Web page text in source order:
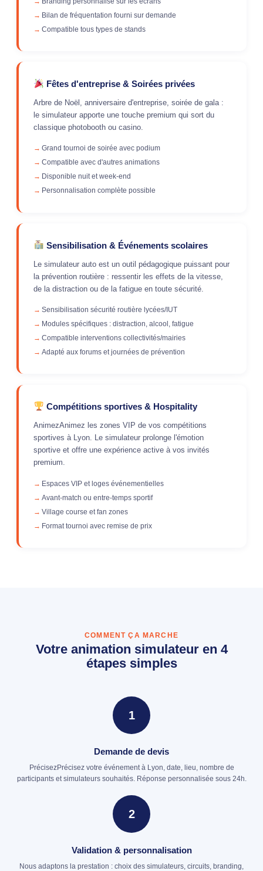
Bilan de fréquentation fourni sur demande
Compatible tous types de stands
Fêtes d'entreprise & Soirées privées
Arbre de Noël, anniversaire d'entreprise, soirée de gala :
le simulateur apporte une touche premium qui sort du
classique photobooth ou casino.
Grand tournoi de soirée avec podium
Compatible avec d'autres animations
Disponible nuit et week-end
Personnalisation complète possible
Sensibilisation & Événements scolaires
Le simulateur auto est un outil pédagogique puissant pour
la prévention routière : ressentir les effets de la vitesse,
de la distraction ou de la fatigue en toute sécurité.
Sensibilisation sécurité routière lycées/IUT
Modules spécifiques : distraction, alcool, fatigue
Compatible interventions collectivités/mairies
Adapté aux forums et journées de prévention
Compétitions sportives & Hospitality
AnimezAnimez les zones VIP de vos compétitions
sportives à Lyon. Le simulateur prolonge l'émotion
sportive et offre une expérience active à vos invités
premium.
Espaces VIP et loges événementielles
Avant-match ou entre-temps sportif
Village course et fan zones
Format tournoi avec remise de prix
COMMENT ÇA MARCHE
Votre animation simulateur en 4
étapes simples
1
Demande de devis
PrécisezPrécisez votre événement à Lyon, date, lieu, nombre de
participants et simulateurs souhaités. Réponse personnalisée sous 24h.
2
Validation & personnalisation
Nous adaptons la prestation : choix des simulateurs, circuits, branding,